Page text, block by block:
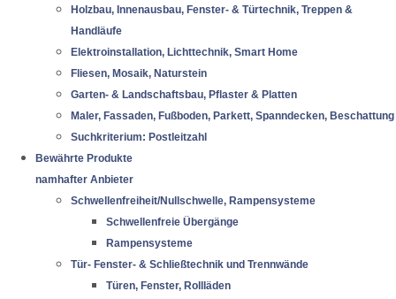
Holzbau, Innenausbau, Fenster- & Türtechnik, Treppen &
Handläufe
Elektroinstallation, Lichttechnik, Smart Home
Fliesen, Mosaik, Naturstein
Garten- & Landschaftsbau, Pflaster & Platten
Maler, Fassaden, Fußboden, Parkett, Spanndecken, Beschattung
Suchkriterium: Postleitzahl
Bewährte Produkte
namhafter Anbieter
Schwellenfreiheit/Nullschwelle, Rampensysteme
Schwellenfreie Übergänge
Rampensysteme
Tür- Fenster- & Schließtechnik und Trennwände
Türen, Fenster, Rollläden